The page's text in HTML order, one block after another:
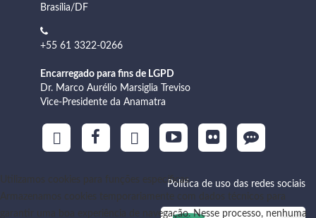
Brasília/DF
+55 61 3322-0266
Encarregado para fins de LGPD
Dr. Marco Aurélio Marsiglia Treviso
Vice-Presidente da Anamatra
Política de uso das redes sociais
Utilizamos cookies para funções específicas
Armazenamos cookies temporariamente com dados técnicos para
garantir uma boa experiência de navegação. Nesse processo, nenhuma